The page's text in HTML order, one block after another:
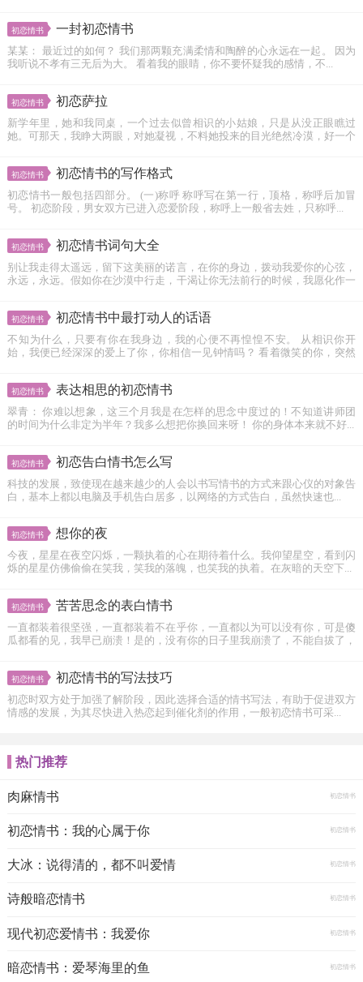
初恋情书 一封初恋情书
某某： 最近过的如何？ 我们那两颗充满柔情和陶醉的心永远在一起。 因为
我听说不孝有三无后为大。 看着我的眼睛，你不要怀疑我的感情，不...
初恋情书 初恋萨拉
新学年里，她和我同桌，一个过去似曾相识的小姑娘，只是从没正眼瞧过
她。可那天，我睁大两眼，对她凝视，不料她投来的目光绝然冷漠，好一个
初恋情书 初恋情书的写作格式
初恋情书一般包括四部分。 (一)称呼 称呼写在第一行，顶格，称呼后加冒
号。 初恋阶段，男女双方已进入恋爱阶段，称呼上一般省去姓，只称呼...
初恋情书 初恋情书词句大全
别让我走得太遥远，留下这美丽的诺言，在你的身边，拨动我爱你的心弦，
永远，永远。假如你在沙漠中行走，干渴让你无法前行的时候，我愿化作一
初恋情书 初恋情书中最打动人的话语
不知为什么，只要有你在我身边，我的心便不再惶惶不安。 从相识你开
始，我便已经深深的爱上了你，你相信一见钟情吗？ 看着微笑的你，突然
初恋情书 表达相思的初恋情书
翠青： 你难以想象，这三个月我是在怎样的思念中度过的！不知道讲师团
的时间为什么非定为半年？我多么想把你换回来呀！ 你的身体本来就不好...
初恋情书 初恋告白情书怎么写
科技的发展，致使现在越来越少的人会以书写情书的方式来跟心仪的对象告
白，基本上都以电脑及手机告白居多，以网络的方式告白，虽然快速也...
初恋情书 想你的夜
今夜，星星在夜空闪烁，一颗执着的心在期待着什么。我仰望星空，看到闪
烁的星星仿佛偷偷在笑我，笑我的落魄，也笑我的执着。在灰暗的天空下...
初恋情书 苦苦思念的表白情书
一直都装着很坚强，一直都装着不在乎你，一直都以为可以没有你，可是傻
瓜都看的见，我早已崩溃！是的，没有你的日子里我崩溃了，不能自拔了，
初恋情书 初恋情书的写法技巧
初恋时双方处于加强了解阶段，因此选择合适的情书写法，有助于促进双方
情感的发展，为其尽快进入热恋起到催化剂的作用，一般初恋情书可采...
热门推荐
肉麻情书 初恋情书
初恋情书：我的心属于你 初恋情书
大冰：说得清的，都不叫爱情 初恋情书
诗般暗恋情书 初恋情书
现代初恋爱情书：我爱你 初恋情书
暗恋情书：爱琴海里的鱼 初恋情书